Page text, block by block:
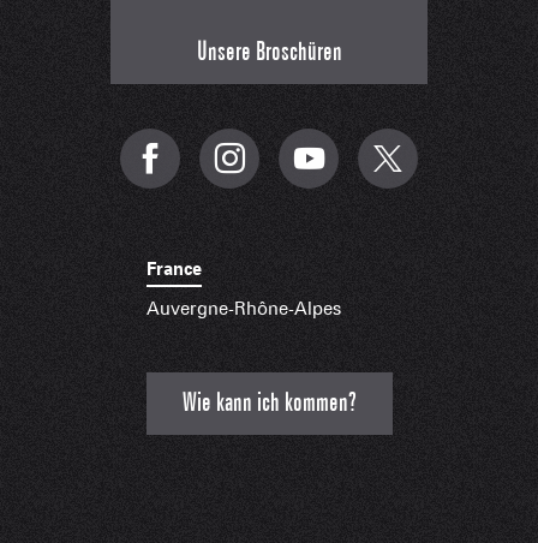
Unsere Broschüren
France
Auvergne-Rhône-Alpes
Wie kann ich kommen?